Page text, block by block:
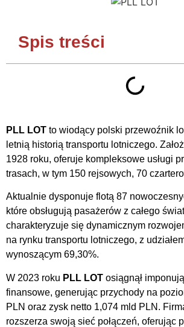
Spis treści
PLL LOT to wiodący polski przewoźnik
letnią historią transportu lotniczego.
1928 roku, oferuje kompleksowe usługi
trasach, w tym 150 rejsowych, 70
Aktualnie dysponuje flotą 87
które obsługują pasażerów z całego
charakteryzuje się dynamicznym
na rynku transportu lotniczego, z
wynoszącym 69,30%.
W 2023 roku PLL LOT osiągnął
finansowe, generując przychody na
PLN oraz zysk netto 1,074 mld PLN.
rozszerza swoją sieć połączeń, oferując